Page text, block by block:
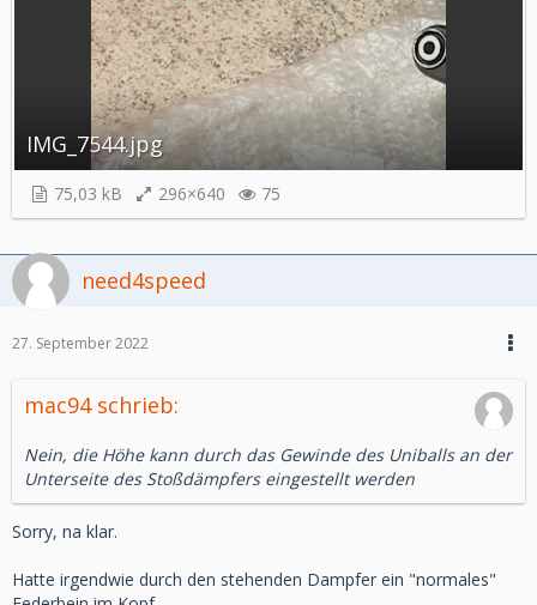
IMG_7544.jpg
75,03 kB 296×640 75
need4speed
27. September 2022
mac94 schrieb:
Nein, die Höhe kann durch das Gewinde des Uniballs an der
Unterseite des Stoßdämpfers eingestellt werden
Sorry, na klar.
Hatte irgendwie durch den stehenden Dampfer ein "normales"